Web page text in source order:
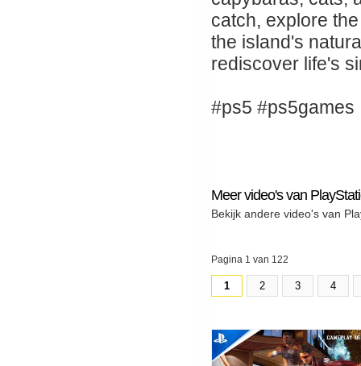
catch, explore
the island's
rediscover life's
#ps5 #ps5games
Meer video's van
Bekijk andere video's van
Pagina 1 van 122
1 2 3 4